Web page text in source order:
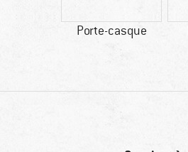
Porte-casque